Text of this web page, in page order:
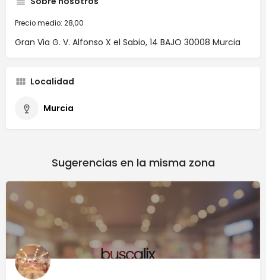
Precio medio: 28,00
Gran Via G. V. Alfonso X el Sabio, 14 BAJO 30008 Murcia
Localidad
Murcia
Sugerencias en la misma zona